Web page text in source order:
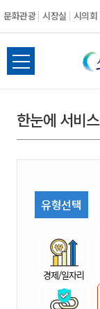
문화관광 시장실 시의회
전
체
뉴
열
한눈에 서비스
유형선택
경제/일자리